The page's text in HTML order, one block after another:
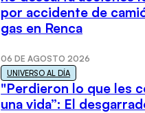
por accidente de
gas en Renca
06 DE AGOSTO 2026
UNIVERSO AL DÍA
"Perdieron lo que les
una vida”: El